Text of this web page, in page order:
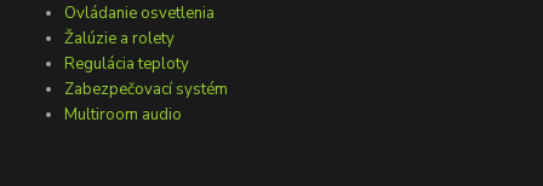
Ovládanie osvetlenia
Žalúzie a rolety
Regulácia teploty
Zabezpečovací systém
Multiroom audio